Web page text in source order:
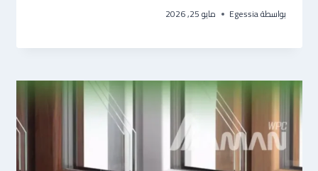
بواسطةEgessia مايو 25, 2026